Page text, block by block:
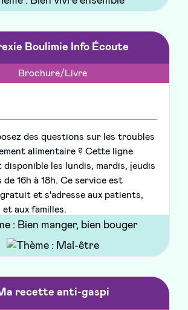
Boulimie Info Écoute
Brochure/Livre
des questions sur les troubles
alimentaire ? Cette ligne
disponible les lundis, mardis, jeudis
16h à 18h. Ce service est
et s'adresse aux patients,
aux familles.
recette anti-gaspi